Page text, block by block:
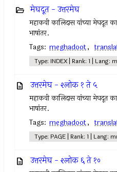
मेघदूत - उत्तरमेघ
महाकवी कालिदास यांच्या मेघदूत
भाषांतर.
Tags: meghadoot,
Type: INDEX | Rank: 1 | Lang:
उत्तरमेघ - श्लोक १ ते ५
महाकवी कालिदास यांच्या मेघदूत
भाषांतर.
Tags: meghadoot,
Type: PAGE | Rank: 1 | Lang:
उत्तरमेघ - श्लोक ६ ते १०